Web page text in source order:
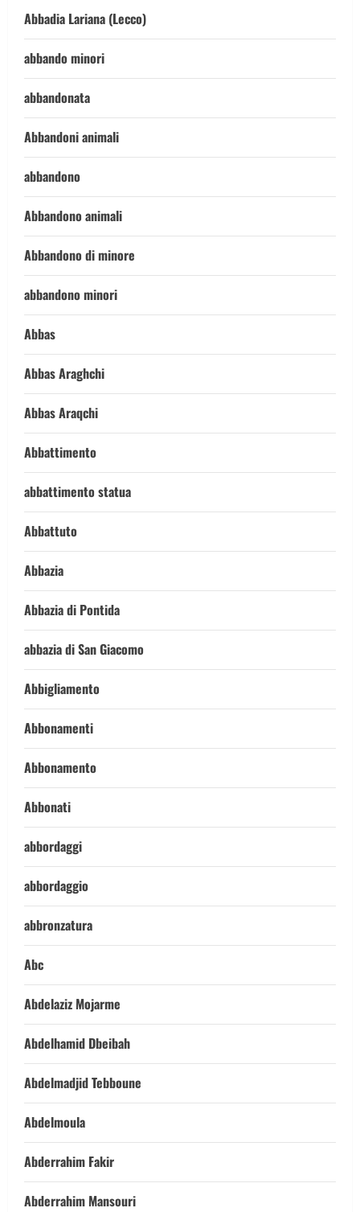
Abbadia Lariana (Lecco)
abbando minori
abbandonata
Abbandoni animali
abbandono
Abbandono animali
Abbandono di minore
abbandono minori
Abbas
Abbas Araghchi
Abbas Araqchi
Abbattimento
abbattimento statua
Abbattuto
Abbazia
Abbazia di Pontida
abbazia di San Giacomo
Abbigliamento
Abbonamenti
Abbonamento
Abbonati
abbordaggi
abbordaggio
abbronzatura
Abc
Abdelaziz Mojarme
Abdelhamid Dbeibah
Abdelmadjid Tebboune
Abdelmoula
Abderrahim Fakir
Abderrahim Mansouri